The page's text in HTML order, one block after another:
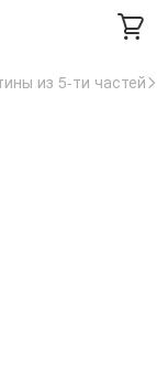
из 5-ти частей